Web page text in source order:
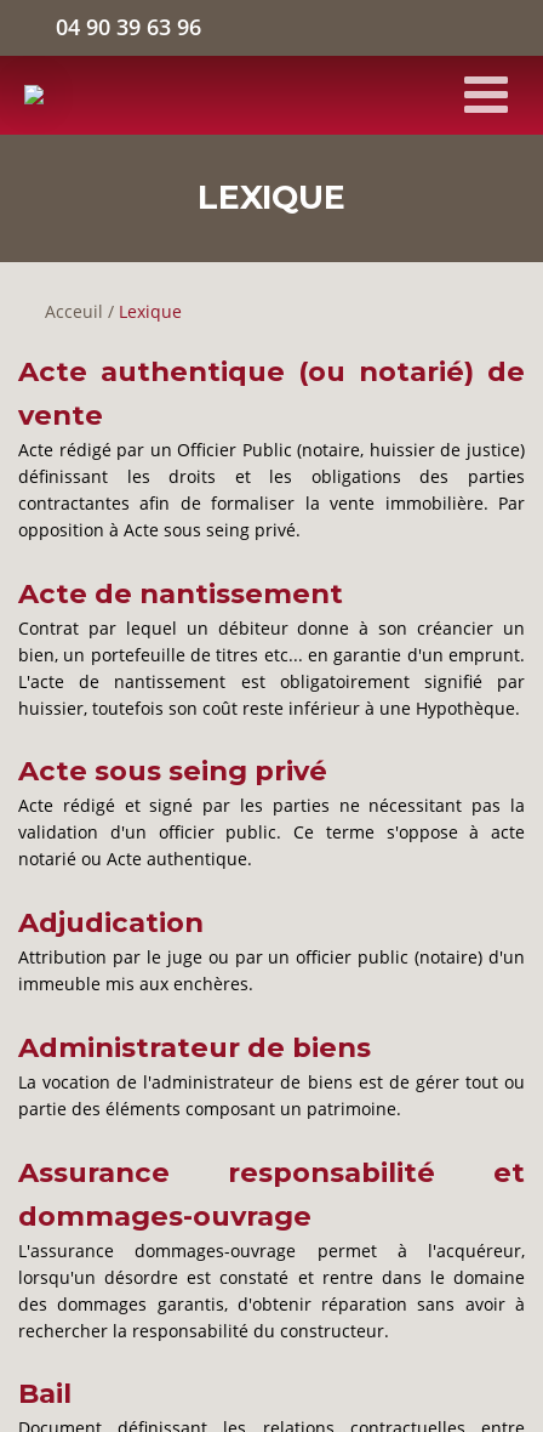
04 90 39 63 96
ENTREPÔTS LOGISTIQUES
L'ENTREPRISE
FLASH INFOS
CONTACT
LEXIQUE
Acceuil / Lexique
Acte authentique (ou notarié) de
vente
Acte rédigé par un Officier Public (notaire, huissier de justice)
définissant les droits et les obligations des parties
contractantes afin de formaliser la vente immobilière. Par
opposition à Acte sous seing privé.
Acte de nantissement
Contrat par lequel un débiteur donne à son créancier un
bien, un portefeuille de titres etc... en garantie d'un emprunt.
L'acte de nantissement est obligatoirement signifié par
huissier, toutefois son coût reste inférieur à une Hypothèque.
Acte sous seing privé
Acte rédigé et signé par les parties ne nécessitant pas la
validation d'un officier public. Ce terme s'oppose à acte
notarié ou Acte authentique.
Adjudication
Attribution par le juge ou par un officier public (notaire) d'un
immeuble mis aux enchères.
Administrateur de biens
La vocation de l'administrateur de biens est de gérer tout ou
partie des éléments composant un patrimoine.
Assurance responsabilité et
dommages-ouvrage
L'assurance dommages-ouvrage permet à l'acquéreur,
lorsqu'un désordre est constaté et rentre dans le domaine
des dommages garantis, d'obtenir réparation sans avoir à
rechercher la responsabilité du constructeur.
Bail